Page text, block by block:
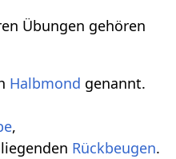
Übungen gehören
Halbmond genannt.
,
Rückbeugen.